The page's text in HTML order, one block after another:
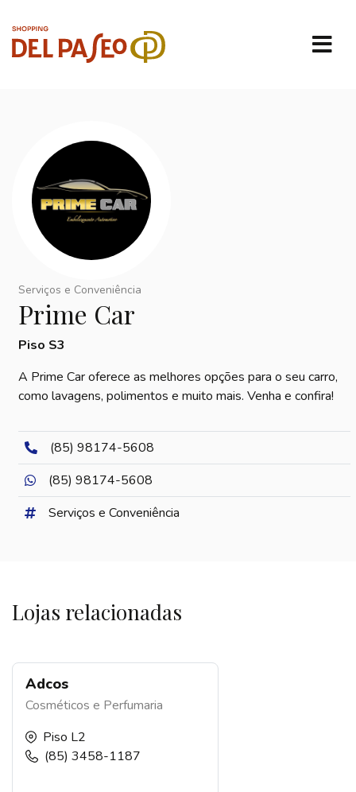
Serviços e Conveniência
Prime Car
Piso S3
A Prime Car oferece as melhores opções para o seu carro,
como lavagens, polimentos e muito mais. Venha e confira!
(85) 98174-5608
(85) 98174-5608
Serviços e Conveniência
Lojas relacionadas
Adcos
Cosméticos e Perfumaria
Piso L2
(85) 3458-1187